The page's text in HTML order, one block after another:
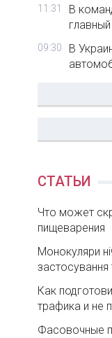
11:31
В
09:30
В
СТАТЬИ
Что может
пищеварения
Монокуляри
застосування
Как
трафика и не
Фасовочные